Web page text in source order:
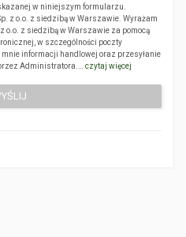
w niniejszym formularzu.
z o.o. z siedzibą w Warszawie. Wyrażam
o.o. z siedzibą w Warszawie za pomocą
w szczególności poczty
informacji handlowej oraz przesyłanie
Administratora.… czytaj więcej